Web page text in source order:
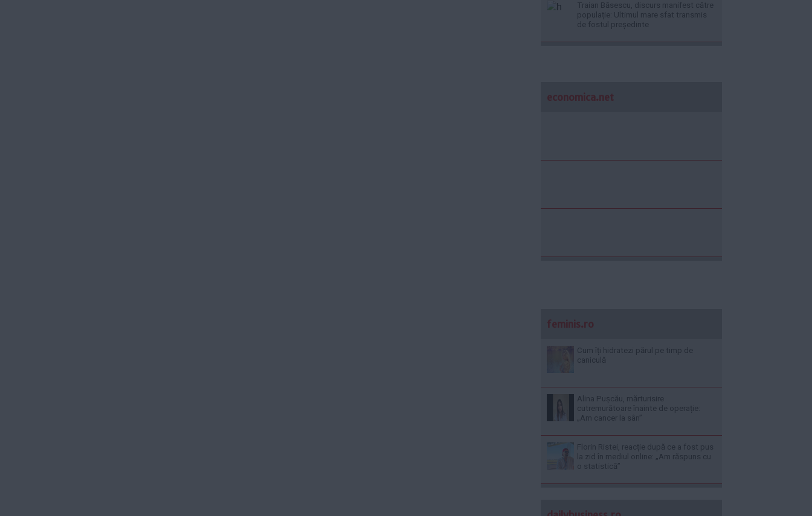
Traian Băsescu, discurs manifest către
populație: Ultimul mare sfat transmis
de fostul președinte
economica.net
feminis.ro
Cum îți hidratezi părul pe timp de
caniculă
Alina Pușcău, mărturisire
cutremurătoare înainte de operație:
„Am cancer la sân”
Florin Ristei, reacție după ce a fost pus
la zid în mediul online: „Am răspuns cu
o statistică”